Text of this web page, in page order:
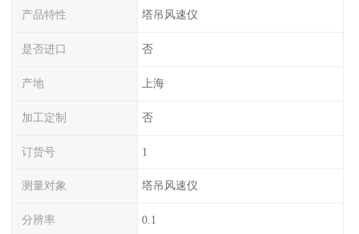
产品特性 塔吊风速仪
是否进口 否
产地 上海
加工定制 否
订货号 1
测量对象 塔吊风速仪
分辨率 0.1